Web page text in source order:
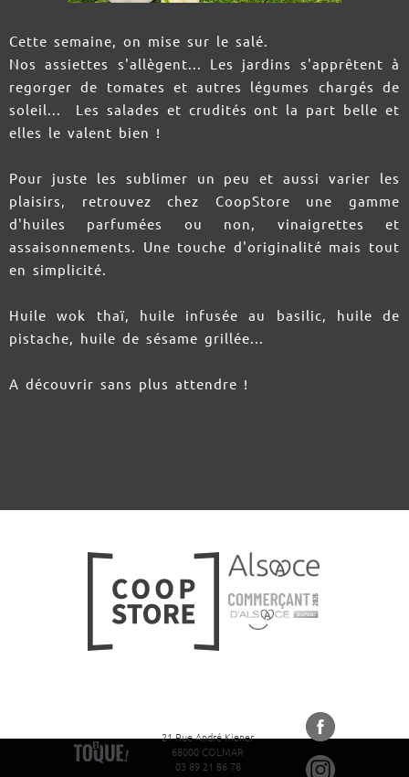
Cette semaine, on mise sur le salé.
Nos assiettes s'allègent... Les jardins s'apprêtent à
regorger de tomates et autres légumes chargés de
soleil... Les salades et crudités ont la part belle et
elles le valent bien !
Pour juste les sublimer un peu et aussi varier les
plaisirs, retrouvez chez CoopStore une gamme
d'huiles parfumées ou non, vinaigrettes et
assaisonnements. Une touche d'originalité mais tout
en simplicité.
Huile wok thaï, huile infusée au basilic, huile de
pistache, huile de sésame grillée...
A découvrir sans plus attendre !
21 Rue André Kiener
68000 COLMAR
03 89 21 86 78